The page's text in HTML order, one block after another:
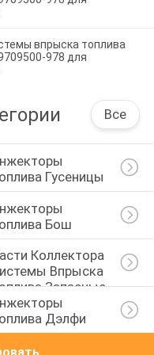
впрыска топлива
978 для
Все
Гусеницы
Бош
Коллектора
Впрыска
Запасные
Дэлфи